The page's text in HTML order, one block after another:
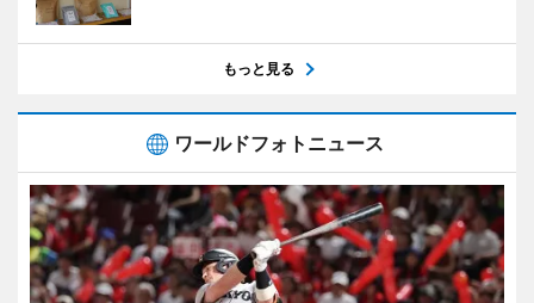
もっと見る
ワールドフォトニュース